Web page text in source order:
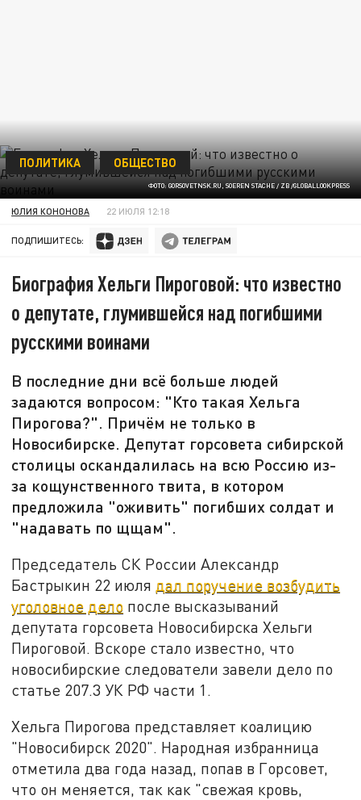
ФОТО: GORSOVETNSK.RU, SOEREN STACHE / ZB /GLOBALLOOKPRESS
ПОЛИТИКА ОБЩЕСТВО
ЮЛИЯ КОНОНОВА 22 ИЮЛЯ 12:18
ПОДПИШИТЕСЬ:
Биография Хельги Пироговой: что известно
о депутате, глумившейся над погибшими
русскими воинами
В последние дни всё больше людей
задаются вопросом: "Кто такая Хельга
Пирогова?". Причём не только в
Новосибирске. Депутат горсовета сибирской
столицы оскандалилась на всю Россию из-
за кощунственного твита, в котором
предложила "оживить" погибших солдат и
"надавать по щщам".
Председатель СК России Александр
Бастрыкин 22 июля дал поручение возбудить
уголовное дело после высказываний
депутата горсовета Новосибирска Хельги
Пироговой. Вскоре стало известно, что
новосибирские следователи завели дело по
статье 207.3 УК РФ части 1.
Хельга Пирогова представляет коалицию
"Новосибирск 2020". Народная избранница
отметила два года назад, попав в Горсовет,
что он меняется, так как "свежая кровь,